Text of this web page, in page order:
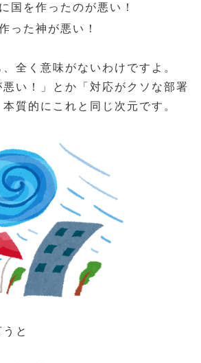
国を作ったのが悪い！
った神が悪い！
全く意味がないわけですよ。
悪い！」とか「対応がクソな部署
質的にこれと同じ次元です。
と